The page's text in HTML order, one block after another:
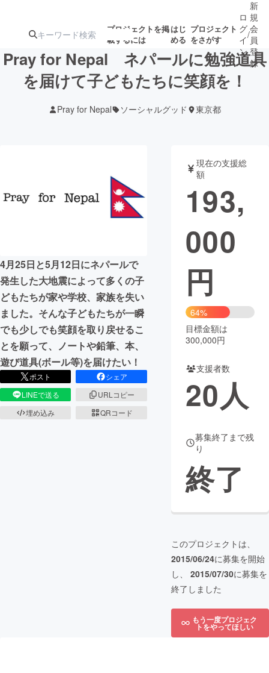
プロジェクトを掲
載するには
はじ
める
プロジェクト
をさがす
ターン
ジェクト
募集終了が近いプ
ロジェクト
もうすぐ公開
されます
音楽
テクノロジー・ガジェット ゲーム・サ
ビジネス・起業
まちづくり・地域活性化
CAMPFIRE for Social Good
CAMPFIRE Creation
CAMPFIREふるさと納税
コミュニティ
ロ
グ
イ
ン
/
新
規
会
員
登
録
Pray for Nepal ネパールに勉強道具
を届けて子どもたちに笑顔を！
Pray for Nepal ソーシャルグッド 東京都
4月25日と5月12日にネパールで
発生した大地震によって多くの子
どもたちが家や学校、家族を失い
ました。そんな子どもたちが一瞬
でも少しでも笑顔を取り戻せるこ
とを願って、ノートや鉛筆、本、
遊び道具(ボール等)を届けたい！
ポスト
シェア
LINEで送る
URLコピー
埋め込み
QRコード
現在の支援総
額
193,
000
円
64%
目標金額は
300,000円
支援者数
20人
募集終了まで残
り
終了
このプロジェクトは、
2015/06/24に募集を開始
し、 2015/07/30に募集を
終了しました
もう一度プロジェク
トをやってほしい